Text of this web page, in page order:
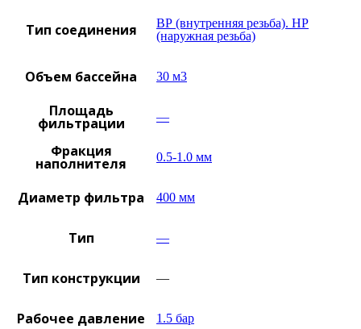
Тип соединения
ВР (внутренняя резьба). НР
(наружная резьба)
Объем бассейна 30 м3
Площадь
фильтрации —
Фракция
наполнителя 0.5-1.0 мм
Диаметр фильтра 400 мм
Тип —
Тип конструкции —
Рабочее давление 1.5 бар